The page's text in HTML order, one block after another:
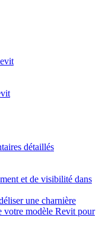
détaillés
et de visibilité dans
une charnière
votre modèle Revit pour